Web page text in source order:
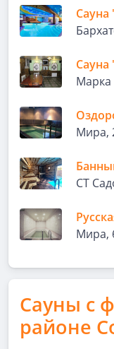
Марка
Мира,
СТ
Мира,
Сауны с
районе